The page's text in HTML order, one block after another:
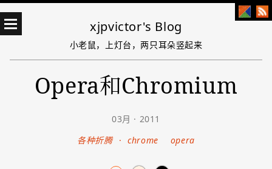
xjpvictor's Blog
小老鼠，上灯台，两只耳朵竖起来
Opera和Chromium
03月 · 2011
各种折腾
· chrome opera